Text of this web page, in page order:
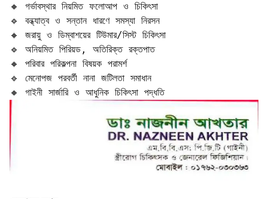
🔸 গর্ভাবস্থার নিয়মিত ফলোআপ ও চিকিৎসা
🔹 বন্ধ্যাত্ব ও সন্তান ধারণে সমস্যা নিরসন
🔸 জরায়ু ও ডিম্বাশয়ের টিউমার/সিস্ট চিকিৎসা
🔹 অনিয়মিত পিরিয়ড, অতিরিক্ত রক্তপাত
🔸 পরিবার পরিকল্পনা বিষয়ক পরামর্শ
🔹 মেনোপজ পরবর্তী নানা জটিলতা সমাধান
🔸 গাইনী সার্জারি ও আধুনিক চিকিৎসা পদ্ধতি